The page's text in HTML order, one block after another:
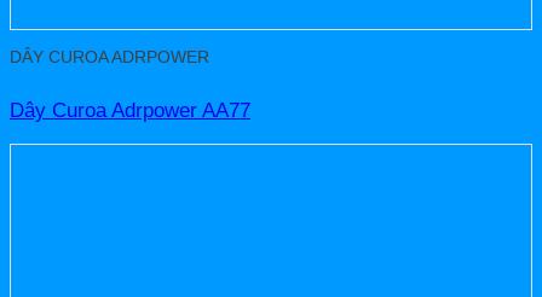
DÂY CUROA ADRPOWER
Dây Curoa Adrpower AA77